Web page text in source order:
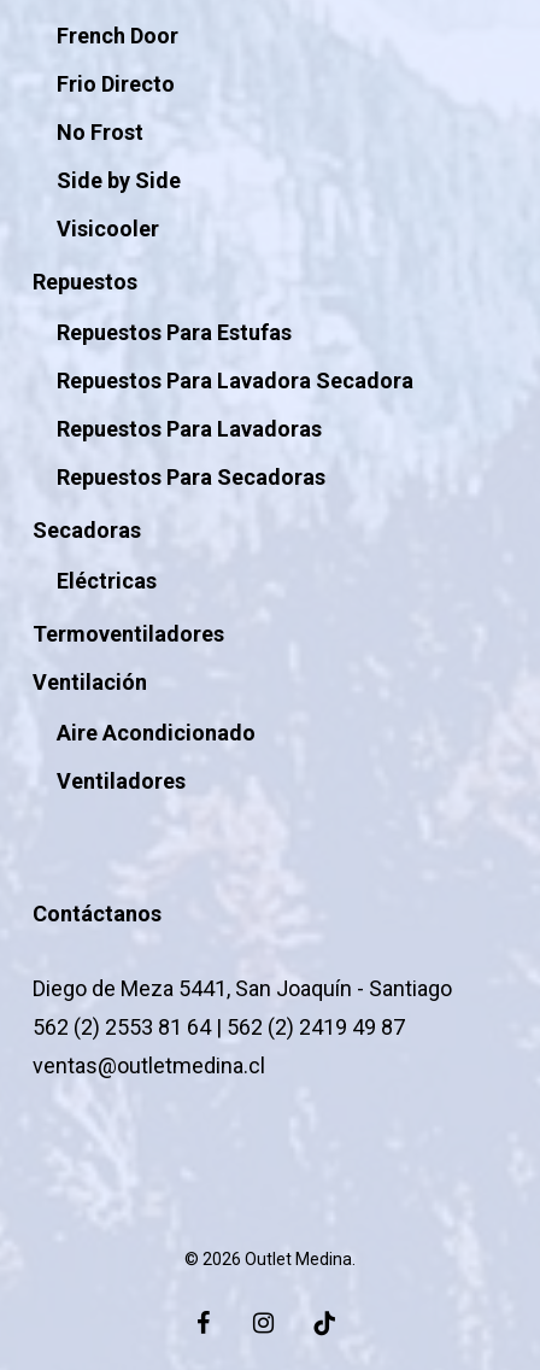
French Door
Frio Directo
No Frost
Side by Side
Visicooler
Repuestos
Repuestos Para Estufas
Repuestos Para Lavadora Secadora
Repuestos Para Lavadoras
Repuestos Para Secadoras
Secadoras
Eléctricas
Termoventiladores
Ventilación
Aire Acondicionado
Ventiladores
Contáctanos
Diego de Meza 5441, San Joaquín - Santiago
562 (2) 2553 81 64 | 562 (2) 2419 49 87
ventas@outletmedina.cl
© 2026 Outlet Medina.
facebookinstagramtiktok